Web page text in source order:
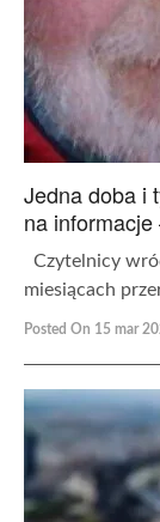
Jedna doba i
na
Czytelnicy
miesiącach
Posted On 15 mar